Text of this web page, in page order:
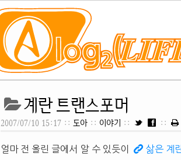
계란 트랜스포머
2007/07/10 15:17 :: 도아 :: 이야기 :: ::
얼마 전 올린 글에서 알 수 있듯이 삶은 계